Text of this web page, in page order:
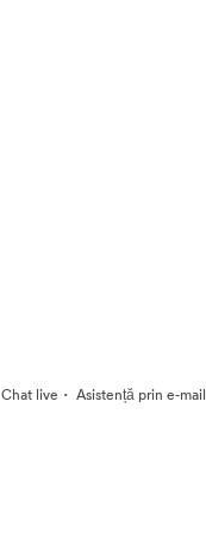
Chat live · Asistență prin e-mail